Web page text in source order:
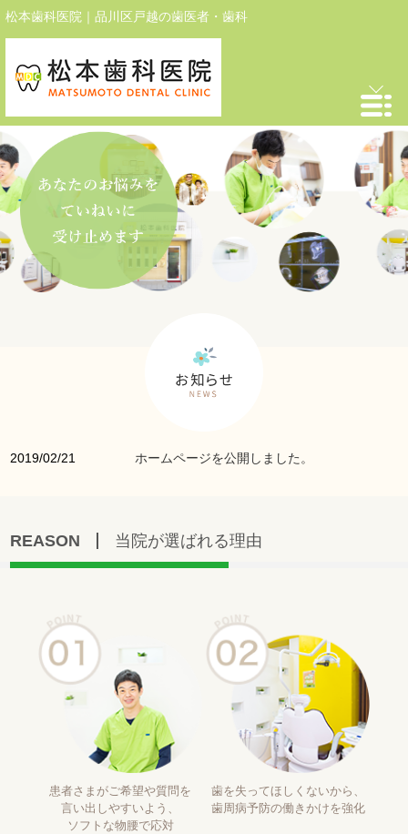
松本歯科医院｜品川区戸越の歯医者・歯科
2019/02/21 ホームページを公開しました。
REASON 当院が選ばれる理由
患者さまがご希望や質問を
言い出しやすいよう、
ソフトな物腰で応対
歯を失ってほしくないから、
歯周病予防の働きかけを強化